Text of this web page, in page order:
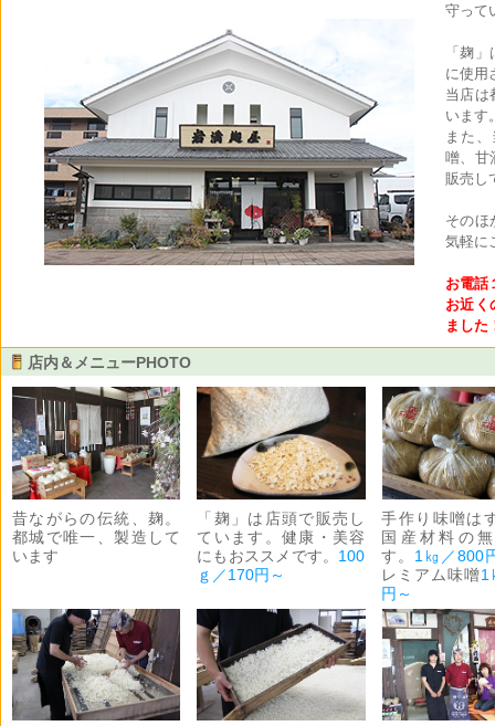
守って
「麹
に使用
当店は
います
また
噌、甘
販売し
そのほ
気軽に
お電話
お近く
ました
店内＆メニューPHOTO
昔ながらの伝統、麹。
都城で唯一、製造して
います
「麹」は店頭で販売し
ています。健康・美容
にもおススメです。 100
ｇ／170円～
手作り味噌は
国産材料の
す。 1㎏／800
レミアム味噌1
円～